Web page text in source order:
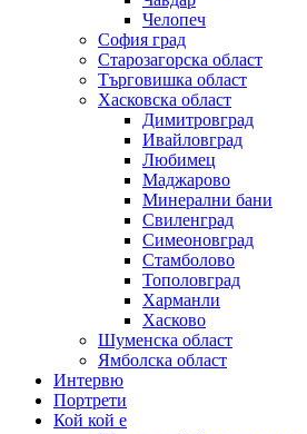
Челопеч
София град
Старозагорска област
Търговишка област
Хасковска област
Димитровград
Ивайловград
Любимец
Маджарово
Минерални бани
Свиленград
Симеоновград
Стамболово
Тополовград
Харманли
Хасково
Шуменска област
Ямболска област
Интервю
Портрети
Кой кой е